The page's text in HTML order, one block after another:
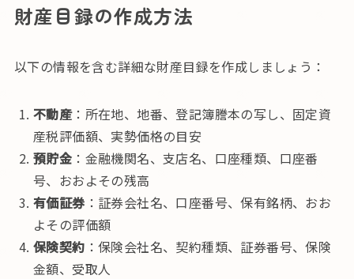
財産目録の作成方法
以下の情報を含む詳細な財産目録を作成しましょう：
不動産：所在地、地番、登記簿謄本の写し、固定資
産税評価額、実勢価格の目安
預貯金 ：金融機関名、支店名、口座種類、口座番
号、おおよその残高
有価証券 ：証券会社名、口座番号、保有銘柄、おお
よその評価額
保険契約 ：保険会社名、契約種類、証券番号、保険
金額、受取人